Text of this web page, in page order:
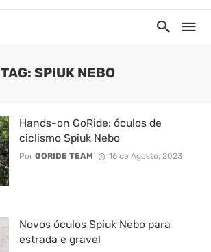
TAG: SPIUK NEBO
Hands-on GoRide: óculos de
ciclismo Spiuk Nebo
Por GORIDE TEAM 16 de Agosto, 2023
Novos óculos Spiuk Nebo para
estrada e gravel